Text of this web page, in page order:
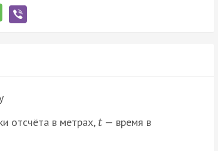
отсчёта в метрах, t— время в